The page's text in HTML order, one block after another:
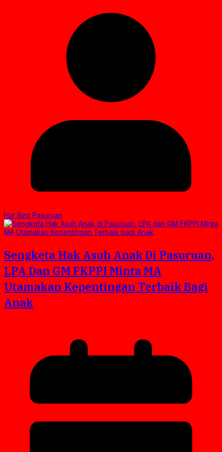
Har Biro Pasuruan
Sengketa Hak Asuh Anak Di Pasuruan,
LPA Dan GM FKPPI Minta MA
Utamakan Kepentingan Terbaik Bagi
Anak